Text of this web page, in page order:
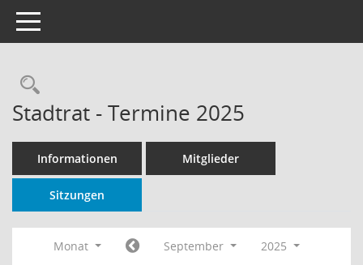
Toggle navigation
Rechercheauswahl
Stadtrat - Termine 2025
Informationen Mitglieder
Sitzungen
Monat September
2025